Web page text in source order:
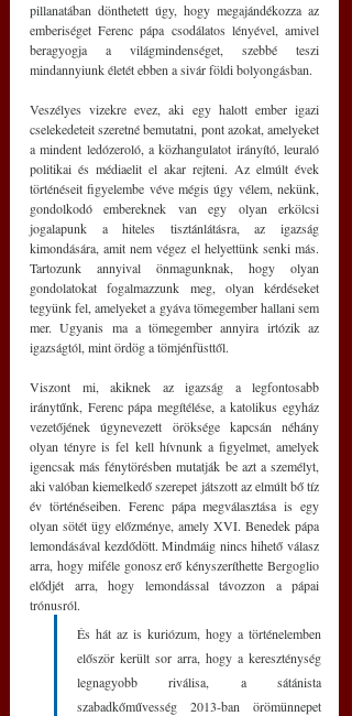
pillanatában dönthetett úgy, hogy megajándékozza az
emberiséget Ferenc pápa csodálatos lényével, amivel
beragyogja a világmindenséget, szebbé teszi
mindannyiunk életét ebben a sivár földi bolyongásban.
Veszélyes vizekre evez, aki egy halott ember igazi
cselekedeteit szeretné bemutatni, pont azokat, amelyeket
a mindent ledózeroló, a közhangulatot irányító, leuraló
politikai és médiaelit el akar rejteni. Az elmúlt évek
történéseit figyelembe véve mégis úgy vélem, nekünk,
gondolkodó embereknek van egy olyan erkölcsi
jogalapunk a hiteles tisztánlátásra, az igazság
kimondására, amit nem végez el helyettünk senki más.
Tartozunk annyival önmagunknak, hogy olyan
gondolatokat fogalmazzunk meg, olyan kérdéseket
tegyünk fel, amelyeket a gyáva tömegember hallani sem
mer. Ugyanis ma a tömegember annyira irtózik az
igazságtól, mint ördög a tömjénfüsttől.
Viszont mi, akiknek az igazság a legfontosabb
iránytűnk, Ferenc pápa megítélése, a katolikus egyház
vezetőjének úgynevezett öröksége kapcsán néhány
olyan tényre is fel kell hívnunk a figyelmet, amelyek
igencsak más fénytörésben mutatják be azt a személyt,
aki valóban kiemelkedő szerepet játszott az elmúlt bő tíz
év történéseiben. Ferenc pápa megválasztása is egy
olyan sötét ügy előzménye, amely XVI. Benedek pápa
lemondásával kezdődött. Mindmáig nincs hihető válasz
arra, hogy miféle gonosz erő kényszeríthette Bergoglio
elődjét arra, hogy lemondással távozzon a pápai
trónusról.
És hát az is kuriózum, hogy a történelemben
először került sor arra, hogy a kereszténység
legnagyobb riválisa, a sátánista
szabadkőművesség 2013-ban örömünnepet